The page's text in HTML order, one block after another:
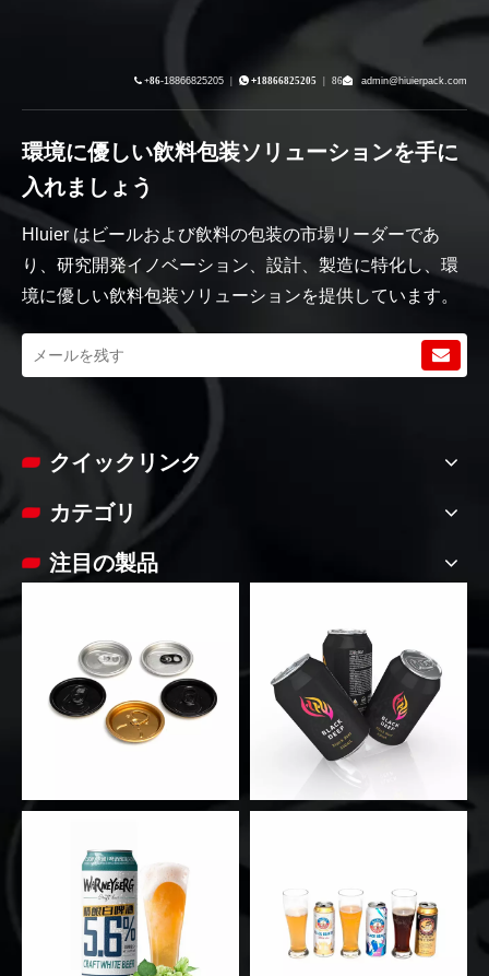
 +86-18866825205  +18866825205 86 admin@hiuierpack.com
環境に優しい飲料包装ソリューションを手に
入れましょう
Hluier はビールおよび飲料の包装の市場リーダーであ
り、研究開発イノベーション、設計、製造に特化し、環
境に優しい飲料包装ソリューションを提供しています。
クイックリンク
カテゴリ
注目の製品